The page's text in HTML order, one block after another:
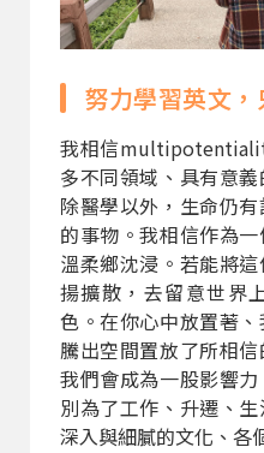
努力學習英文
我相信
多不同領域、具有意
除醫學以外，生命仍
的事物。我相信作為
溫柔鄉沈浸。若能將
揚擴散，去留意世界
色。在你心中放置著
騰出空間置放了所相
我們會成為一股影響
別為了工作、升遷、
深入與細膩的文化、各